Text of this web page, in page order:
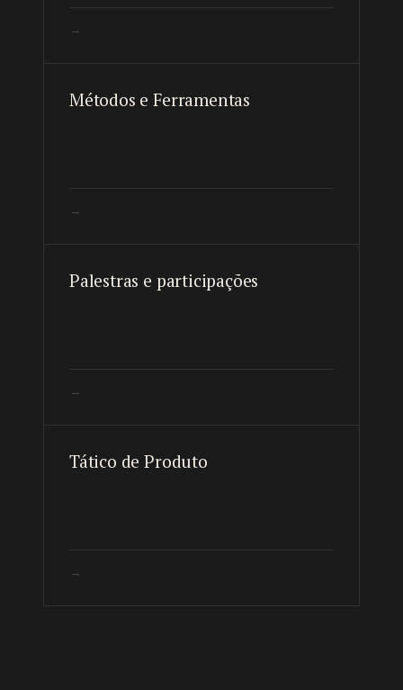
→
Métodos e Ferramentas
→
Palestras e participações
→
Tático de Produto
→